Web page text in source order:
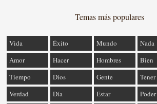
Temas más populares
Vida Éxito Mundo
Nada
Amor
Hacer Hombres
Bien
Tiempo
Dios Gente
Tener
Verdad
Día Estar Poder